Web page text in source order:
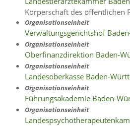
Körperschaft des öffentlichen
Organisationseinheit
Verwaltungsgerichtshof
Organisationseinheit
Oberfinanzdirektion Baden-
Organisationseinheit
Landesoberkasse Baden-
Organisationseinheit
Führungsakademie Baden-
Organisationseinheit